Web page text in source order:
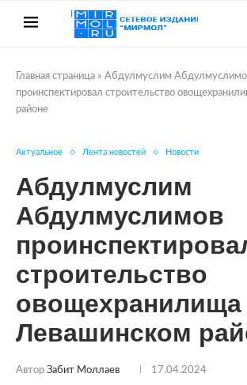
Главная страница » Абдулмуслим
проинспектировал строительство
районе
Актуальное Лента новостей Новости
Абдулмуслим
Абдулмуслимов
строительство
овощехранилища
Левашинском
Автор Забит Моллаев 17.04.2024